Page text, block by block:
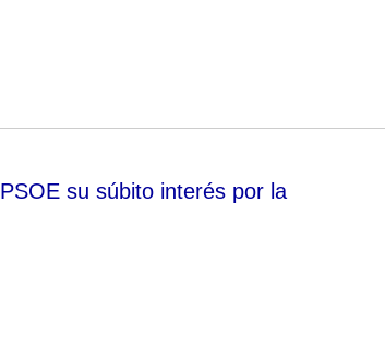
su súbito interés por la